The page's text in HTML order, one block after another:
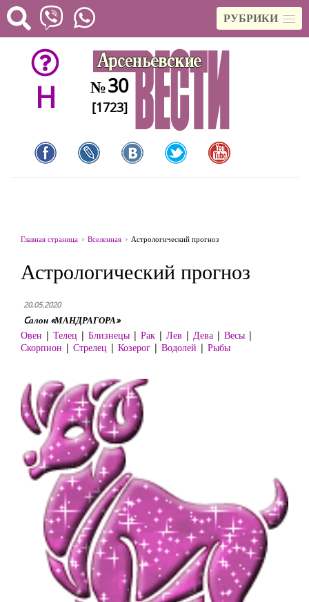
РУБРИКИ
H №30
[1723]
Главная страница Вселенная Астрологический прогноз
Астрологический прогноз
20.05.2020
Cалон «МАНДРАГОРА»
Овен | Телец | Близнецы | Рак | Лев | Дева | Весы |
Скорпион | Стрелец | Козерог | Водолей | Рыбы